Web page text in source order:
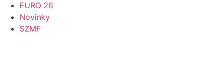
EURO 26
Novinky
SZMF